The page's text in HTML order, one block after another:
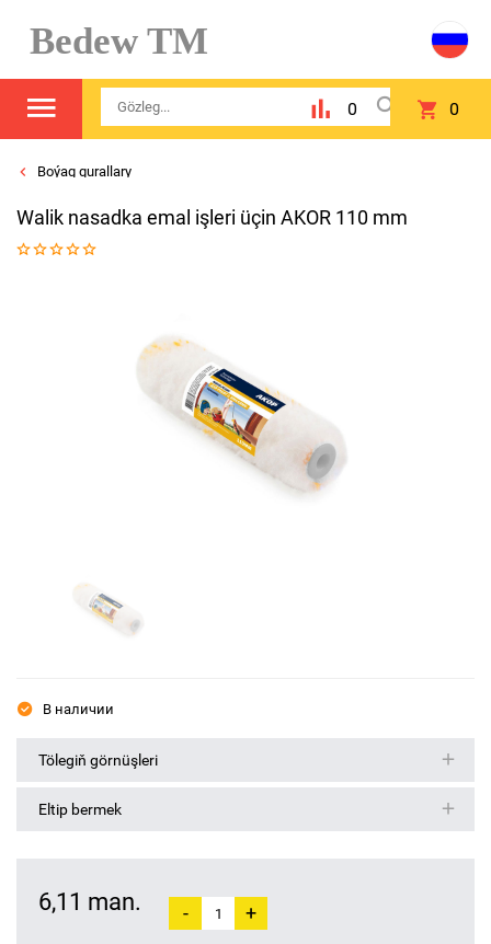
Bedew TM
0 0
Boýag gurallary
Walik nasadka emal işleri üçin AKOR 110 mm
В наличии
Tölegiň görnüşleri
Eltip bermek
6,11 man. - +